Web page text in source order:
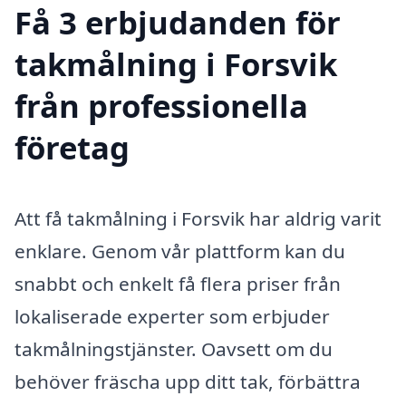
Få 3 erbjudanden för
takmålning i Forsvik
från professionella
företag
Att få takmålning i Forsvik har aldrig varit
enklare. Genom vår plattform kan du
snabbt och enkelt få flera priser från
lokaliserade experter som erbjuder
takmålningstjänster. Oavsett om du
behöver fräscha upp ditt tak, förbättra